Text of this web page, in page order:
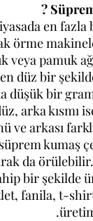
en fazla
örme
pamuk
düz bir
düşük bir
arka kısmı
ve arkası
kumaş
da
bir şekilde
fanila, t-shirt